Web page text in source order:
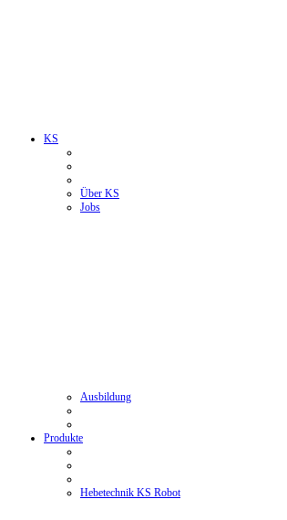
KS
Über KS
Jobs
Ausbildung
Produkte
Hebetechnik KS Robot